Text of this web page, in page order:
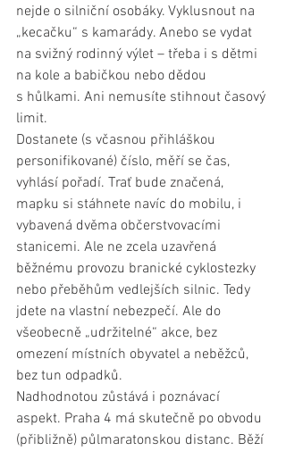
nejde o silniční osobáky. Vyklusnout na
„kecačku“ s kamarády. Anebo se vydat
na svižný rodinný výlet – třeba i s dětmi
na kole a babičkou nebo dědou
s hůlkami. Ani nemusíte stihnout časový
limit.
Dostanete (s včasnou přihláškou
personifikované) číslo, měří se čas,
vyhlásí pořadí. Trať bude značená,
mapku si stáhnete navíc do mobilu, i
vybavená dvěma občerstvovacími
stanicemi. Ale ne zcela uzavřená
běžnému provozu branické cyklostezky
nebo přeběhům vedlejších silnic. Tedy
jdete na vlastní nebezpečí. Ale do
všeobecně „udržitelné“ akce, bez
omezení místních obyvatel a neběžců,
bez tun odpadků.
Nadhodnotou zůstává i poznávací
aspekt. Praha 4 má skutečně po obvodu
(přibližně) půlmaratonskou distanc. Běží